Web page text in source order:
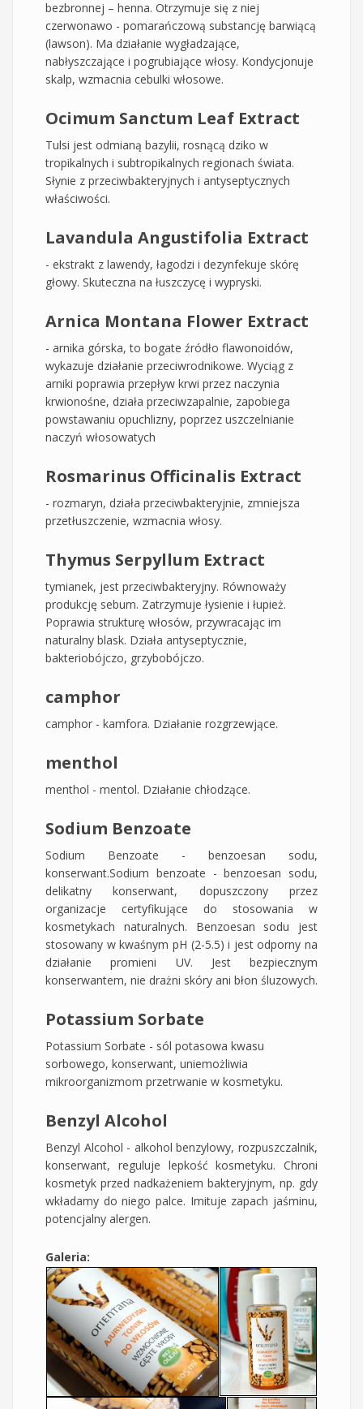
bezbronnej – henna. Otrzymuje się z niej
czerwonawo - pomarańczową substancję barwiącą
(lawson). Ma działanie wygładzające,
nabłyszczające i pogrubiające włosy. Kondycjonuje
skalp, wzmacnia cebulki włosowe.
Ocimum Sanctum Leaf Extract
Tulsi jest odmianą bazylii, rosnącą dziko w
tropikalnych i subtropikalnych regionach świata.
Słynie z przeciwbakteryjnych i antyseptycznych
właściwości.
Lavandula Angustifolia Extract
- ekstrakt z lawendy, łagodzi i dezynfekuje skórę
głowy. Skuteczna na łuszczycę i wypryski.
Arnica Montana Flower Extract
- arnika górska, to bogate źródło flawonoidów,
wykazuje działanie przeciwrodnikowe. Wyciąg z
arniki poprawia przepływ krwi przez naczynia
krwionośne, działa przeciwzapalnie, zapobiega
powstawaniu opuchlizny, poprzez uszczelnianie
naczyń włosowatych
Rosmarinus Officinalis Extract
- rozmaryn, działa przeciwbakteryjnie, zmniejsza
przetłuszczenie, wzmacnia włosy.
Thymus Serpyllum Extract
tymianek, jest przeciwbakteryjny. Równoważy
produkcję sebum. Zatrzymuje łysienie i łupież.
Poprawia strukturę włosów, przywracając im
naturalny blask. Działa antyseptycznie,
bakteriobójczo, grzybobójczo.
camphor
camphor - kamfora. Działanie rozgrzewjące.
menthol
menthol - mentol. Działanie chłodzące.
Sodium Benzoate
Sodium Benzoate - benzoesan sodu,
konserwant.Sodium benzoate - benzoesan sodu,
delikatny konserwant, dopuszczony przez
organizacje certyfikujące do stosowania w
kosmetykach naturalnych. Benzoesan sodu jest
stosowany w kwaśnym pH (2-5.5) i jest odporny na
działanie promieni UV. Jest bezpiecznym
konserwantem, nie drażni skóry ani błon śluzowych.
Potassium Sorbate
Potassium Sorbate - sól potasowa kwasu
sorbowego, konserwant, uniemożliwia
mikroorganizmom przetrwanie w kosmetyku.
Benzyl Alcohol
Benzyl Alcohol - alkohol benzylowy, rozpuszczalnik,
konserwant, reguluje lepkość kosmetyku. Chroni
kosmetyk przed nadkażeniem bakteryjnym, np. gdy
wkładamy do niego palce. Imituje zapach jaśminu,
potencjalny alergen.
Galeria: